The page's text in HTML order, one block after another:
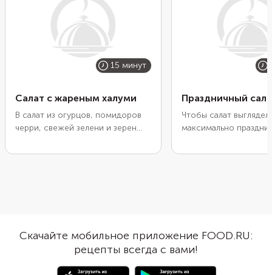
15 минут
Салат с жареным халуми
В салат из огурцов, помидоров
черри, свежей зелени и зерен
золотистой корочки сыр халуми.
жаркий день.
Праздничный
Чтобы салат выглядел
максимально
белков очень плотно.
половины помидора
обрамлении семян
кунжута. Работа будет
кропотливая, но
Скачайте мобильное приложение FOOD.RU:
рецепты всегда с вами!